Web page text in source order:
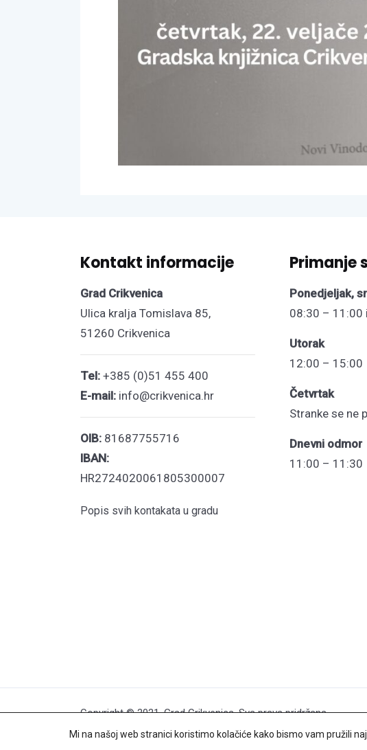
Kontakt informacije
Grad Crikvenica
Ulica kralja Tomislava 85,
51260 Crikvenica
Tel: +385 (0)51 455 400
E-mail: info@crikvenica.hr
OIB: 81687755716
IBAN:
HR2724020061805300007
Popis svih kontakata u gradu
Primanje
Ponedjeljak,
08:30 – 11:00
Utorak
12:00 – 15:00
Četvrtak
Stranke se ne
Dnevni odmor
11:00 – 11:30
Copyright © 2021. Grad Crikvenica. Sva prava pridržana.
Mi na našoj web stranici koristimo kolačiće kako bismo vam pružili